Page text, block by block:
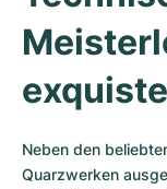
Neben den
Quarzwerken